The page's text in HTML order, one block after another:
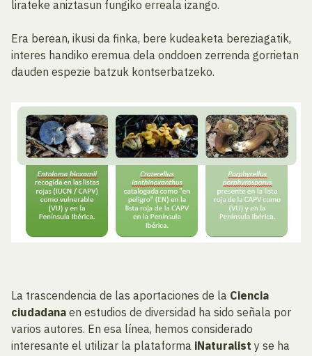
lirateke aniztasun fungiko erreala izango.
Era berean, ikusi da finka, bere kudeaketa bereziagatik,
interes handiko eremua dela onddoen zerrenda gorrietan
dauden espezie batzuk kontserbatzeko.
La trascendencia de las aportaciones de la Ciencia
ciudadana en estudios de diversidad ha sido señala por
varios autores. En esa línea, hemos considerado
interesante el utilizar la plataforma iNaturalist y se ha